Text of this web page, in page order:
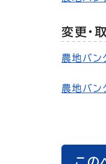
変更・
農地バン
農地バン
この